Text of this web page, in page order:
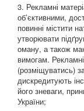
3. Рекламні
об’єктивними,
повинні містити
утворювати
оману, а також
вимогам.
(розміщуватись)
дискредитують
його зневаги,
України;